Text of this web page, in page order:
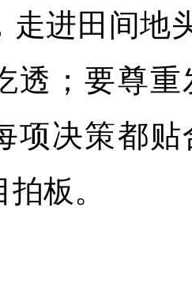
走进田间地
透；要尊
项决策都
板。